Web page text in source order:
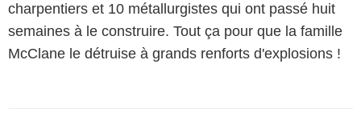
charpentiers et 10 métallurgistes qui ont passé huit
semaines à le construire. Tout ça pour que la famille
McClane le détruise à grands renforts d'explosions !